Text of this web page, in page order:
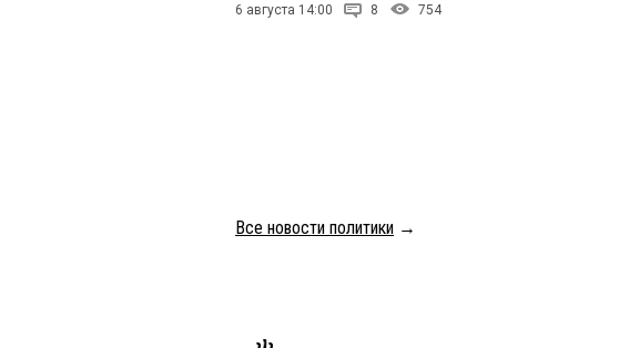
6 августа 14:00 8 754
Все новости политики →